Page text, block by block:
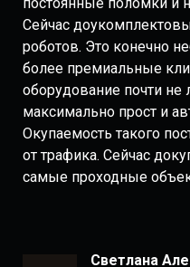
Сейчас
роботов. Это конечно
более премиальные
оборудование почти не
максимально прост и
Окупаемость такого
от трафика. Сейчас
самые проходные
Светлана